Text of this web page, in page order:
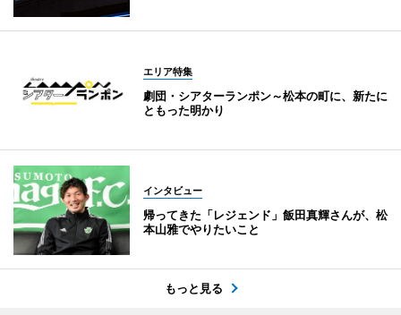
エリア特集
劇団・シアターランポン～松本の町に、新たに
ともった明かり
インタビュー
帰ってきた「レジェンド」飯田真輝さんが、松
本山雅でやりたいこと
もっと見る